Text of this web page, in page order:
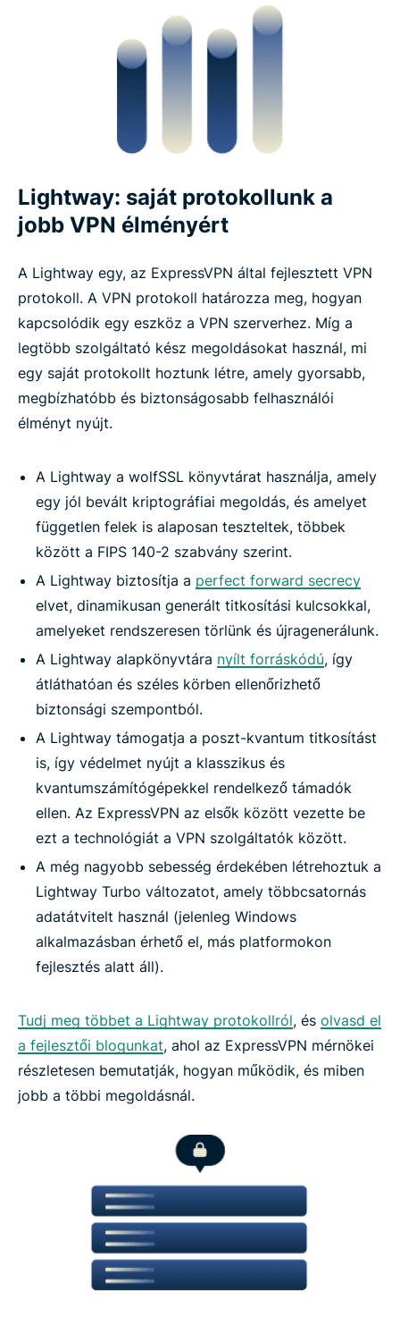
Lightway: saját protokollunk a
jobb VPN élményért
A Lightway egy, az ExpressVPN által fejlesztett VPN
protokoll. A VPN protokoll határozza meg, hogyan
kapcsolódik egy eszköz a VPN szerverhez. Míg a
legtöbb szolgáltató kész megoldásokat használ, mi
egy saját protokollt hoztunk létre, amely gyorsabb,
megbízhatóbb és biztonságosabb felhasználói
élményt nyújt.
A Lightway a wolfSSL könyvtárat használja, amely
egy jól bevált kriptográfiai megoldás, és amelyet
független felek is alaposan teszteltek, többek
között a FIPS 140-2 szabvány szerint.
A Lightway biztosítja a perfect forward secrecy
elvet, dinamikusan generált titkosítási kulcsokkal,
amelyeket rendszeresen törlünk és újragenerálunk.
A Lightway alapkönyvtára nyílt forráskódú, így
átláthatóan és széles körben ellenőrizhető
biztonsági szempontból.
A Lightway támogatja a poszt-kvantum titkosítást
is, így védelmet nyújt a klasszikus és
kvantumszámítógépekkel rendelkező támadók
ellen. Az ExpressVPN az elsők között vezette be
ezt a technológiát a VPN szolgáltatók között.
A még nagyobb sebesség érdekében létrehoztuk a
Lightway Turbo változatot, amely többcsatornás
adatátvitelt használ (jelenleg Windows
alkalmazásban érhető el, más platformokon
fejlesztés alatt áll).
Tudj meg többet a Lightway protokollról, és olvasd el
a fejlesztői blogunkat, ahol az ExpressVPN mérnökei
részletesen bemutatják, hogyan működik, és miben
jobb a többi megoldásnál.